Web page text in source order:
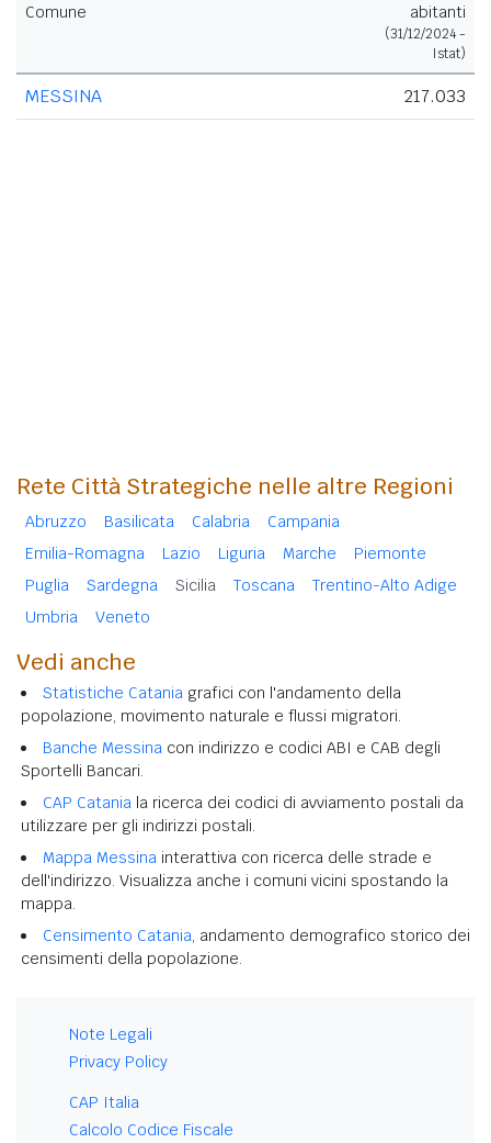
Comune abitanti
(31/12/2024 -
Istat)
MESSINA 217.033
Rete Città Strategiche nelle altre Regioni
Abruzzo Basilicata Calabria
Campania
Emilia-Romagna
Lazio Liguria Marche
Piemonte
Puglia
Sardegna Sicilia Toscana
Trentino-Alto Adige
Umbria
Veneto
Vedi anche
Statistiche Catania grafici con l'andamento della
popolazione, movimento naturale e flussi migratori.
Banche Messina con indirizzo e codici ABI e CAB degli
Sportelli Bancari.
CAP Catania la ricerca dei codici di avviamento postali da
utilizzare per gli indirizzi postali.
Mappa Messina interattiva con ricerca delle strade e
dell'indirizzo. Visualizza anche i comuni vicini spostando la
mappa.
Censimento Catania, andamento demografico storico dei
censimenti della popolazione.
Note Legali
Privacy Policy
CAP Italia
Calcolo Codice Fiscale